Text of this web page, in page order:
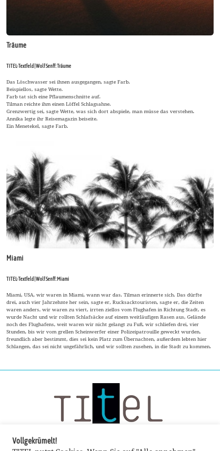
Träume
TITEL-Textfeld | Wolf Senff: Träume
Das Löschwasser sei ihnen ausgegangen, sagte Farb.
Beispiellos, sagte Wette.
Farb tat sich eine Pflaumenschnitte auf.
Tilman reichte ihm einen Löffel Schlagsahne.
Grenzwertig sei, sagte Wette, was sich dort abspiele, man müsse das verstehen.
Annika legte ihr Reisemagazin beiseite.
Ein Menetekel, sagte Farb.
Miami
TITEL-Textfeld | Wolf Senff: Miami
Miami, USA, wir waren in Miami, wann war das. Tilman erinnerte sich. Das dürfte
drei, auch vier Jahrzehnte her sein, sagte er, Rucksacktouristen, sagte er, die Zeiten
waren anders, wir waren zu viert, irrten ziellos vom Flughafen in Richtung Stadt, es
wurde Nacht und wir rollten Schlafsäcke auf einem weitläufigen Rasen aus, Gelände
noch des Flughafens, weit waren wir nicht gelangt zu Fuß, wir schliefen drei, vier
Stunden, bis wir vom grellen Scheinwerfer einer Polizeipatrouille geweckt wurden,
freundlich aber bestimmt, dies sei kein Platz zum Übernachten, außerdem lebten hier
Schlangen, das sei nicht ungefährlich, und wir sollten zusehen, in die Stadt zu kommen.
Vollgekrümelt!